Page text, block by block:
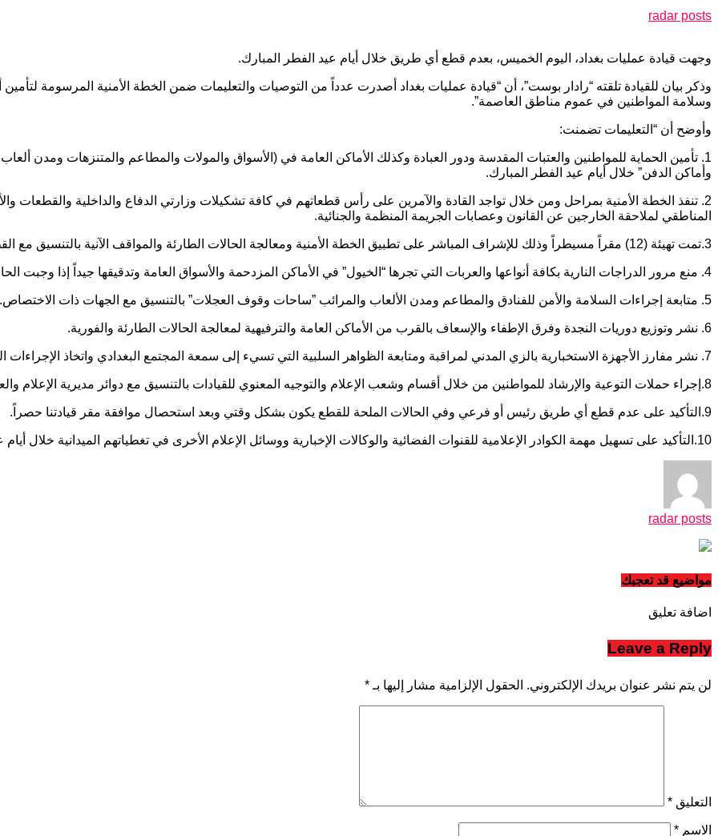
radar posts
وجهت قيادة عمليات بغداد، اليوم الخميس، بعدم قطع أي طريق خلال أيام عيد الفطر المبارك.
وذكر بيان للقيادة تلقته “رادار بوست”، أن “قيادة عمليات بغداد أصدرت عدداً من التوصيات والتعليمات ضمن الخطة الأمنية المرسومة
وسلامة المواطنين في عموم مناطق العاصمة”.
وأوضح أن “التعليمات تضمنت: ‏
‏1.‏ تأمين الحماية للمواطنين والعتبات المقدسة ودور العبادة وكذلك الأماكن ‏العامة في (الأسواق والمولات والمطاعم والمتنزهات ومدن ألعاب
وأماكن الدفن” ‏خلال أيام عيد الفطر المبارك. ‏
‏2.‏ تنفذ الخطة الأمنية بمراحل ومن خلال تواجد القادة والآمرين على رأس ‏قطعاتهم في كافة تشكيلات وزارتي الدفاع والداخلية والقطعات
المناطقي ‏لملاحقة الخارجين عن القانون وعصابات الجريمة المنظمة والجنائية.‏
radar posts
مواضيع قد تعجبك
اضافة تعليق
Leave a Reply
لن يتم نشر عنوان بريدك الإلكتروني. الحقول الإلزامية مشار إليها بـ *
التعليق *
الاسم *